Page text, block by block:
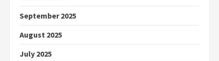
September 2025
August 2025
July 2025